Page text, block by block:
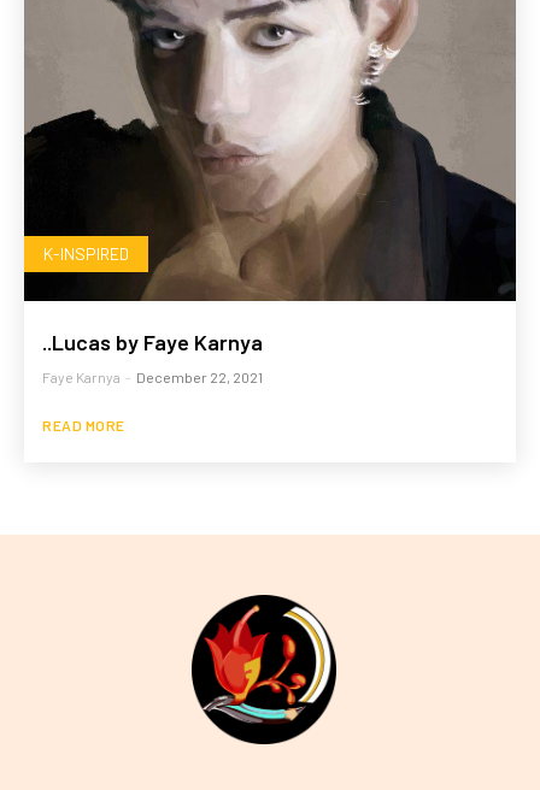
K-INSPIRED
..Lucas by Faye Karnya
Faye Karnya - December 22, 2021
READ MORE